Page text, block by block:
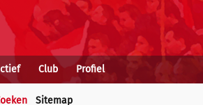
Club Profiel
Sitemap